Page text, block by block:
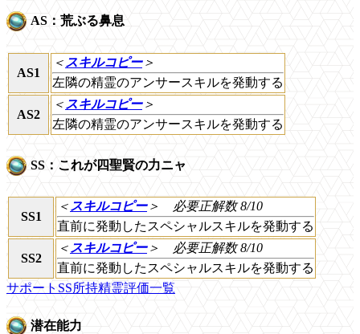
AS：荒ぶる鼻息
AS1
＜ スキルコピー＞
左隣の精霊のアンサースキルを発動する
AS2
＜ スキルコピー＞
左隣の精霊のアンサースキルを発動する
SS：これが四聖賢の力ニャ
SS1
＜ スキルコピー＞
必要正解数 8/10
直前に発動したスペシャルスキルを発動する
SS2
＜ スキルコピー＞
必要正解数 8/10
直前に発動したスペシャルスキルを発動する
サポートSS所持精霊評価一覧
潜在能力